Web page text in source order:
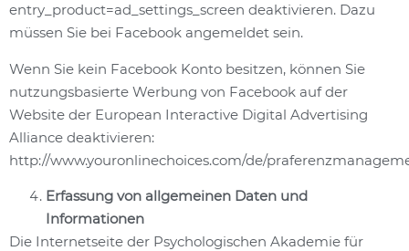
entry_product=ad_settings_screen deaktivieren. Dazu
müssen Sie bei Facebook angemeldet sein.
Wenn Sie kein Facebook Konto besitzen, können Sie
nutzungsbasierte Werbung von Facebook auf der
Website der European Interactive Digital Advertising
Alliance deaktivieren:
http://www.youronlinechoices.com/de/
Erfassung von allgemeinen Daten und
Informationen
Die Internetseite der Psychologischen Akademie für